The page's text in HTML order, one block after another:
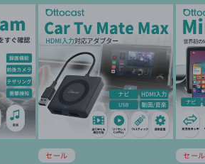
セール セール